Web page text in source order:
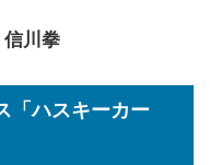
川拳
「ハスキーカー